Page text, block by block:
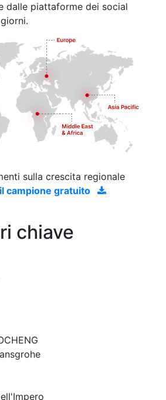
dalle piattaforme dei social
sulla crescita regionale
campione gratuito
chiave